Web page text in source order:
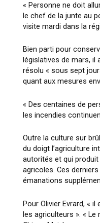
« Personne ne doit
le chef de la junte au
visite mardi dans la
Bien parti pour
législatives de mars, il
résolu « sous sept
quant aux mesures
« Des centaines de
les incendies
Outre la culture sur
du doigt l’agriculture
autorités et qui
agricoles. Ces
émanations
Pour Olivier Evrard, «
les agriculteurs ». «